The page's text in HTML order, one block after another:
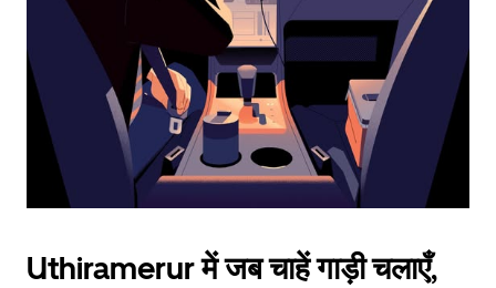
the
calendar.
Uthiramerur में जब चाहें गाड़ी चलाएँ,